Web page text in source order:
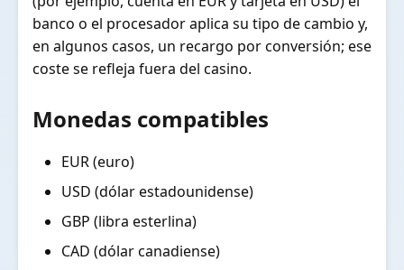
banco o el procesador aplica su tipo de cambio y,
en algunos casos, un recargo por conversión; ese
coste se refleja fuera del casino.
Monedas compatibles
EUR (euro)
USD (dólar estadounidense)
GBP (libra esterlina)
CAD (dólar canadiense)